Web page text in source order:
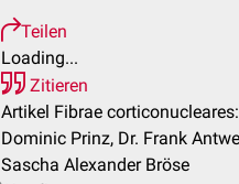
Teilen
Loading...
Zitieren
Artikel Fibrae corticonucleares:
Dominic Prinz, Dr. Frank
Sascha Alexander Bröse